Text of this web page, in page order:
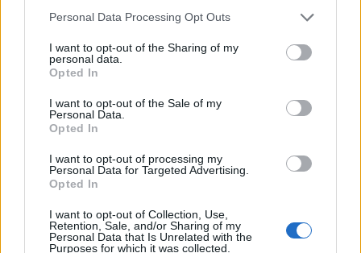
Personal Data Processing Opt Outs
I want to opt-out of the Sharing of my
personal data.
Opted In
I want to opt-out of the Sale of my
Personal Data.
Opted In
I want to opt-out of processing my
Personal Data for Targeted Advertising.
Opted In
I want to opt-out of Collection, Use,
Retention, Sale, and/or Sharing of my
Personal Data that Is Unrelated with the
Purposes for which it was collected.
Kriminalai
gimnazistams už kanapių
pagrobimą ir platinimą –
sankryžą įlėkė „ant
į orą(7)